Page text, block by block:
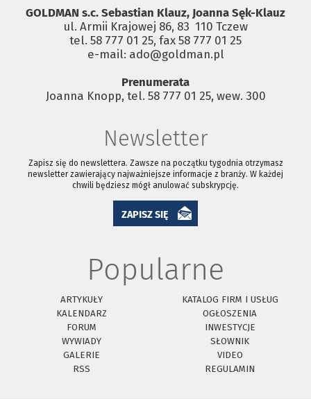
GOLDMAN s.c. Sebastian Klauz, Joanna Sęk-Klauz
ul. Armii Krajowej 86, 83 ­ 110 Tczew
tel. 58 777 01 25, fax 58 777 01 25
e-mail: ado@goldman.pl
Prenumerata
Joanna Knopp, tel. 58 777 01 25, wew. 300
Newsletter
Zapisz się do newslettera. Zawsze na początku tygodnia otrzymasz
newsletter zawierający najważniejsze informacje z branży. W każdej
chwili będziesz mógł anulować subskrypcję.
ZAPISZ SIĘ
Popularne
ARTYKUŁY
KATALOG FIRM I USŁUG
KALENDARZ
OGŁOSZENIA
FORUM
INWESTYCJE
WYWIADY
SŁOWNIK
GALERIE
VIDEO
RSS
REGULAMIN